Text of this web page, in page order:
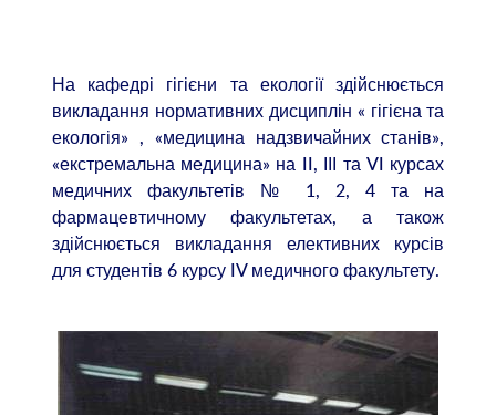
На кафедрі гігієни та екології здійснюється
викладання нормативних дисциплін « гігієна та
екологія» , «медицина надзвичайних станів»,
«екстремальна медицина» на II, ІІІ та VI курсах
медичних факультетів № 1, 2, 4 та на
фармацевтичному факультетах, а також
здійснюється викладання елективних курсів
для студентів 6 курсу IV медичного факультету.